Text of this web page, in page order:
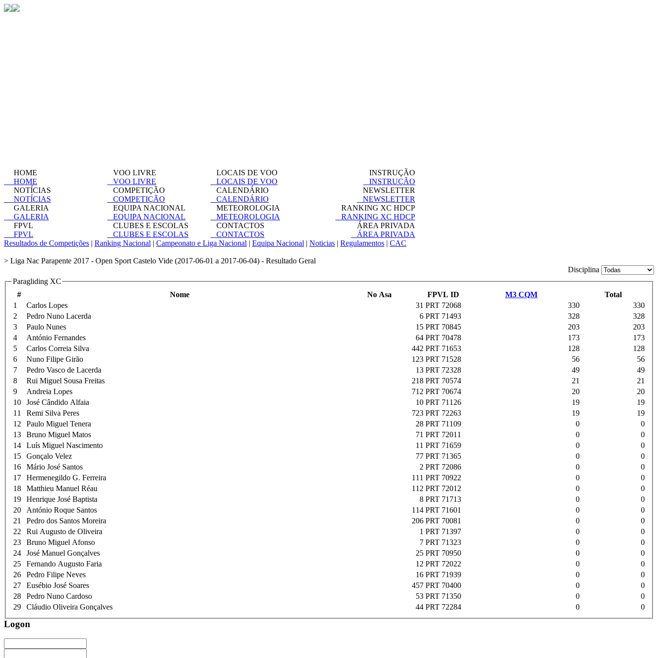
HOME
HOME
NOTÍCIAS
NOTÍCIAS
GALERIA
GALERIA
FPVL
FPVL
VOO LIVRE
VOO LIVRE
COMPETIÇÃO
COMPETIÇÃO
EQUIPA NACIONAL
EQUIPA NACIONAL
CLUBES E ESCOLAS
CLUBES E ESCOLAS
LOCAIS DE VOO
LOCAIS DE VOO
CALENDÁRIO
CALENDÁRIO
METEOROLOGIA
METEOROLOGIA
CONTACTOS
CONTACTOS
INSTRUÇÃO
INSTRUÇÃO
NEWSLETTER
NEWSLETTER
RANKING XC HDCP
RANKING XC HDCP
ÁREA PRIVADA
ÁREA PRIVADA
Resultados de Competições | Ranking Nacional | Campeonato e Liga Nacional | Equipa Nacional | Noticias | Regulamentos | CAC
> Liga Nac Parapente 2017 - Open Sport Castelo Vide (2017-06-01 a 2017-06-04) - Resultado Geral
Disciplina
Paragliding XC
#
Nome No Asa FPVL ID M3 CQM
Total
1
Carlos Lopes 31 PRT 72068 330
330
2
Pedro Nuno Lacerda 6 PRT 71493 328
328
3
Paulo Nunes 15 PRT 70845 203
203
4
António Fernandes 64 PRT 70478 173
173
5
Carlos Correia Silva 442 PRT 71653 128
128
6
Nuno Filipe Girão 123 PRT 71528 56
56
7
Pedro Vasco de Lacerda 13 PRT 72328 49
49
8
Rui Miguel Sousa Freitas 218 PRT 70574 21
21
9
Andreia Lopes 712 PRT 70674 20
20
10
José Cândido Alfaia 10 PRT 71126 19
19
11
Remi Silva Peres 723 PRT 72263 19
19
12
Paulo Miguel Tenera 28 PRT 71109 0
0
13
Bruno Miguel Matos 71 PRT 72011 0
0
14
Luís Miguel Nascimento 11 PRT 71659 0
0
15
Gonçalo Velez 77 PRT 71365 0
0
16
Mário José Santos 2 PRT 72086 0
0
17
Hermenegildo G. Ferreira 111 PRT 70922 0
0
18
Matthieu Manuel Réau 112 PRT 72012 0
0
19
Henrique José Baptista 8 PRT 71713 0
0
20
António Roque Santos 114 PRT 71601 0
0
21
Pedro dos Santos Moreira 206 PRT 70081 0
0
22
Rui Augusto de Oliveira 1 PRT 71397 0
0
23
Bruno Miguel Afonso 7 PRT 71323 0
0
24
José Manuel Gonçalves 25 PRT 70950 0
0
25
Fernando Augusto Faria 12 PRT 72022 0
0
26
Pedro Filipe Neves 16 PRT 71939 0
0
27
Eusébio José Soares 457 PRT 70400 0
0
28
Pedro Nuno Cardoso 53 PRT 71350 0
0
29
Cláudio Oliveira Gonçalves 44 PRT 72284 0 0
Logon